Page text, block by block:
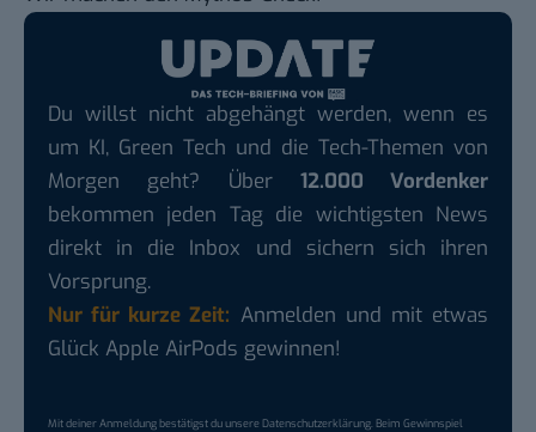
Du willst nicht abgehängt werden, wenn es
um KI, Green Tech und die Tech-Themen von
Morgen geht? Über 12.000 Vordenker
bekommen jeden Tag die wichtigsten News
direkt in die Inbox und sichern sich ihren
Vorsprung.
Nur für kurze Zeit: Anmelden und mit etwas
Glück Apple AirPods gewinnen!
Mit deiner Anmeldung bestätigst du unsereDatenschutzerklärung. Beim Gewinnspiel